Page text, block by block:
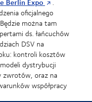
Berlin Expo
.
oficjalnego
można tam
ds. łańcuchów
DSV na
kontroli kosztów
dystrybucji
zwrotów, oraz na
współpracy